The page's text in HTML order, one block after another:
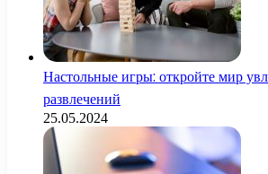
Настольные игры: откройте мир
развлечений
25.05.2024